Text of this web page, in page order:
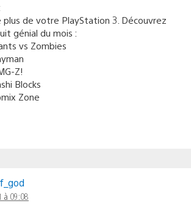
de votre PlayStation 3. Découvrez
génial du mois :
vs Zombies
Z!
Blocks
Zone
à 09:08